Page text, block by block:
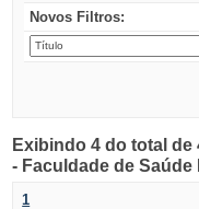
Novos Filtros:
Exibindo 4 do total
- Faculdade de Saúde
1